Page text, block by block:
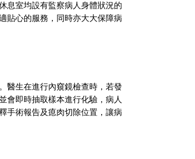
息室均設有監察病人身體狀況的
貼心的服務，同時亦大大保障病
醫生在進行內窺鏡檢查時，若發
會即時抽取樣本進行化驗，病人
手術報告及瘜肉切除位置，讓病